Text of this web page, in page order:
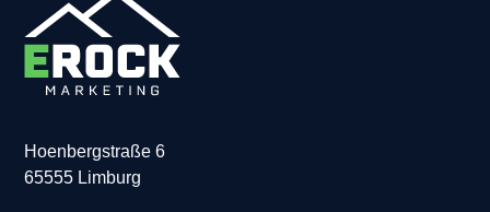
Hoenbergstraße 6
65555 Limburg